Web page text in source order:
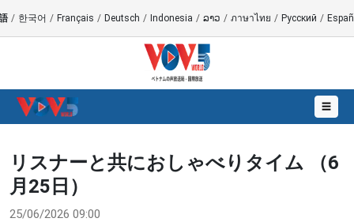
/ 한국어 / Français / Deutsch / Indonesia / ລາວ / ภาษาไทย / Русский /
☰
リスナーと共におしゃべりタイム （6
月25日）
25/06/2026 09:00